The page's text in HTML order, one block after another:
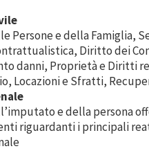
Persone e della Famiglia,
Diritto dei
danni, Proprietà e Diritti
Locazioni e Sfratti,
e della persona
riguardanti i principali